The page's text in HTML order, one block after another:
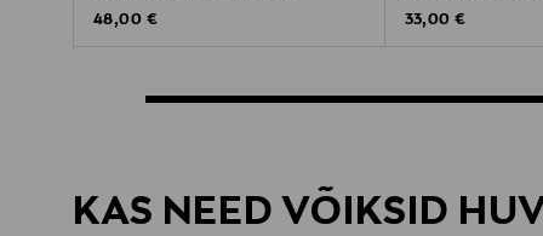
Original Price
48,00 €
Original Price
33,00 €
KAS NEED VÕIKSID